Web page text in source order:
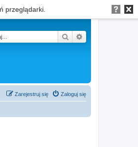
Szukaj
Zaloguj się
Zarejestruj się
przeglądarki.